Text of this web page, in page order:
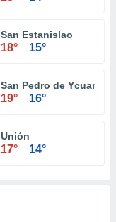
San Estanislao
18° 15°
San Pedro de
19° 16°
Unión
17° 14°